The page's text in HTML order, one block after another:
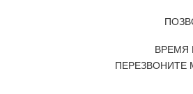
ВРЕМЯ
ПЕРЕЗВОНИТЕ